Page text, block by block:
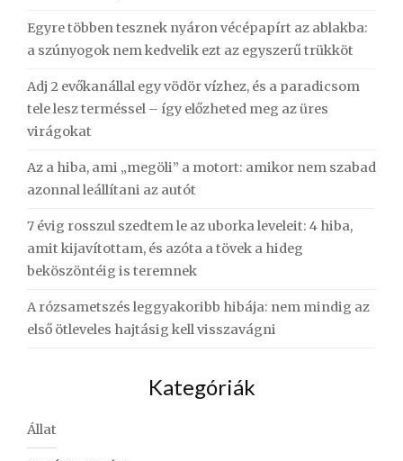
Egyre többen tesznek nyáron vécépapírt az ablakba:
a szúnyogok nem kedvelik ezt az egyszerű trükköt
Adj 2 evőkanállal egy vödör vízhez, és a paradicsom
tele lesz terméssel – így előzheted meg az üres
virágokat
Az a hiba, ami „megöli” a motort: amikor nem szabad
azonnal leállítani az autót
7 évig rosszul szedtem le az uborka leveleit: 4 hiba,
amit kijavítottam, és azóta a tövek a hideg
beköszöntéig is teremnek
A rózsametszés leggyakoribb hibája: nem mindig az
első ötleveles hajtásig kell visszavágni
Kategóriák
Állat